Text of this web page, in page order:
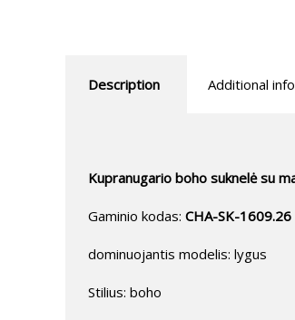
Description Additional
Kupranugario boho suknelė su
Gaminio kodas: CHA-SK-1609.26
dominuojantis modelis: lygus
Stilius: boho